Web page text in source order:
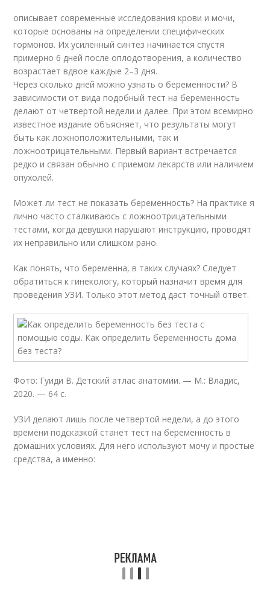
описывает современные исследования крови и мочи,
которые основаны на определении специфических
гормонов. Их усиленный синтез начинается спустя
примерно 6 дней после оплодотворения, а количество
возрастает вдвое каждые 2–3 дня.
Через сколько дней можно узнать о беременности? В
зависимости от вида подобный тест на беременность
делают от четвертой недели и далее. При этом всемирно
известное издание объясняет, что результаты могут
быть как ложноположительными, так и
ложноотрицательными. Первый вариант встречается
редко и связан обычно с приемом лекарств или наличием
опухолей.
Может ли тест не показать беременность? На практике я
лично часто сталкиваюсь с ложноотрицательными
тестами, когда девушки нарушают инструкцию, проводят
их неправильно или слишком рано.
Как понять, что беременна, в таких случаях? Следует
обратиться к гинекологу, который назначит время для
проведения УЗИ. Только этот метод даст точный ответ.
Фото: Гуиди В. Детский атлас анатомии. — М.: Владис,
2020. — 64 с.
УЗИ делают лишь после четвертой недели, а до этого
времени подсказкой станет тест на беременность в
домашних условиях. Для него используют мочу и простые
средства, а именно: